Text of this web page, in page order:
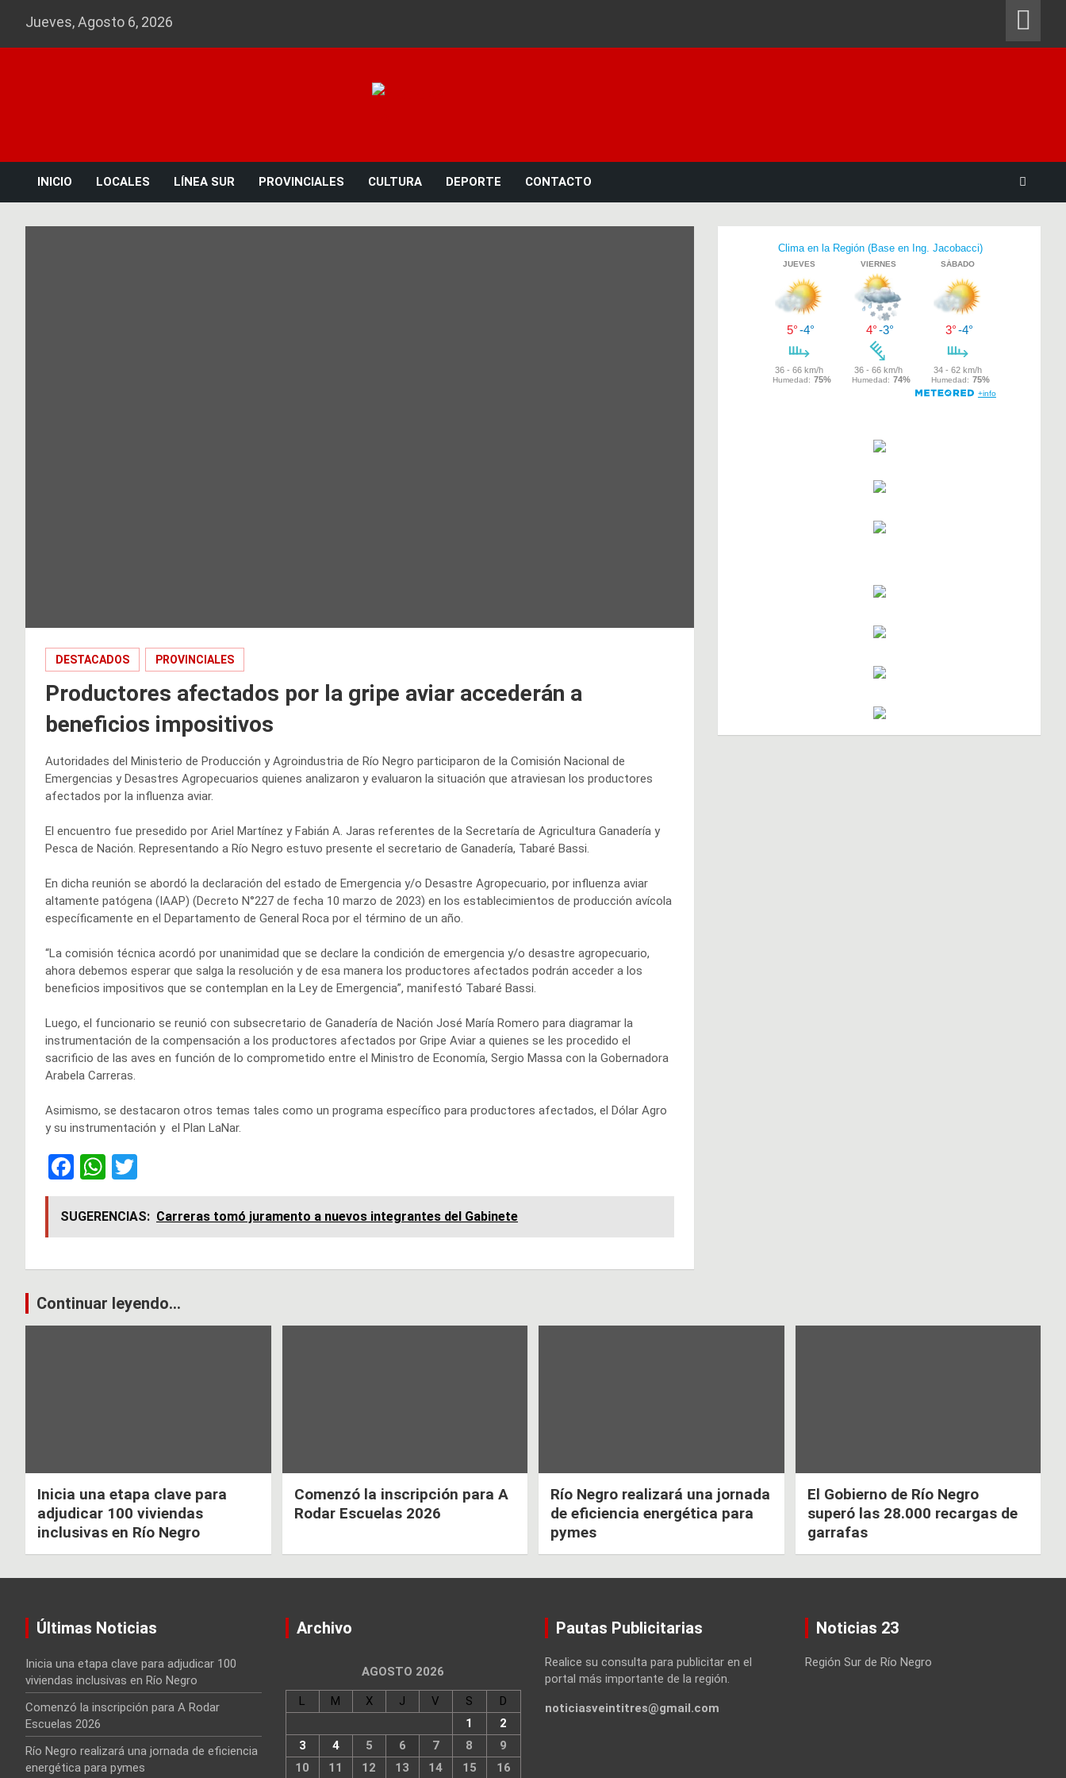
Jueves, Agosto 6, 2026
INICIO LOCALES LÍNEA SUR PROVINCIALES CULTURA DEPORTE CONTACTO
DESTACADOS PROVINCIALES
Productores afectados por la gripe aviar accederán a
beneficios impositivos
Autoridades del Ministerio de Producción y Agroindustria de Río Negro participaron de la Comisión Nacional de
Emergencias y Desastres Agropecuarios quienes analizaron y evaluaron la situación que atraviesan los productores
afectados por la influenza aviar.
El encuentro fue presedido por Ariel Martínez y Fabián A. Jaras referentes de la Secretaría de Agricultura Ganadería y
Pesca de Nación. Representando a Río Negro estuvo presente el secretario de Ganadería, Tabaré Bassi.
En dicha reunión se abordó la declaración del estado de Emergencia y/o Desastre Agropecuario, por influenza aviar
altamente patógena (IAAP) (Decreto N°227 de fecha 10 marzo de 2023) en los establecimientos de producción avícola
específicamente en el Departamento de General Roca por el término de un año.
“La comisión técnica acordó por unanimidad que se declare la condición de emergencia y/o desastre agropecuario,
ahora debemos esperar que salga la resolución y de esa manera los productores afectados podrán acceder a los
beneficios impositivos que se contemplan en la Ley de Emergencia”, manifestó Tabaré Bassi.
Luego, el funcionario se reunió con subsecretario de Ganadería de Nación José María Romero para diagramar la
instrumentación de la compensación a los productores afectados por Gripe Aviar a quienes se les procedido el
sacrificio de las aves en función de lo comprometido entre el Ministro de Economía, Sergio Massa con la Gobernadora
Arabela Carreras.
Asimismo, se destacaron otros temas tales como un programa específico para productores afectados, el Dólar Agro
y su instrumentación y el Plan LaNar.
F
a
ce
b
o
o
k
W
h
at
s
A
p
p
wi
tt
er
SUGERENCIAS: Carreras tomó juramento a nuevos integrantes del Gabinete
Navegación
Continuar leyendo...
Inicia una etapa clave para
adjudicar 100 viviendas
inclusivas en Río Negro
Comenzó la inscripción para A
Rodar Escuelas 2026
Río Negro realizará una jornada
de eficiencia energética para
pymes
El Gobierno de Río Negro
superó las 28.000 recargas de
garrafas
Últimas Noticias
Inicia una etapa clave para adjudicar 100
viviendas inclusivas en Río Negro
Comenzó la inscripción para A Rodar
Escuelas 2026
Río Negro realizará una jornada de eficiencia
energética para pymes
Archivo
AGOSTO 2026
L M X J V S
D
1
2
3
4 5 6 7 8
9
10
11 12 13 14 15 16
Pautas Publicitarias
Realice su consulta para publicitar en el
portal más importante de la región.
noticiasveintitres@gmail.com
Noticias 23
Región Sur de Río Negro